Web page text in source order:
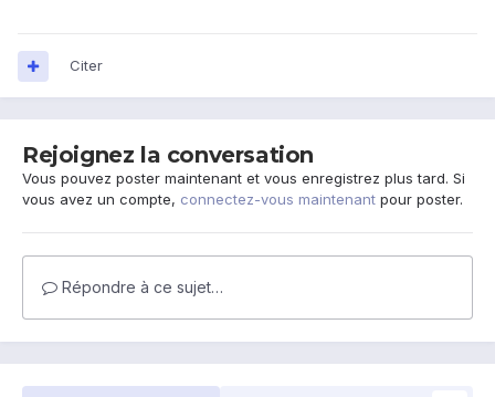
Citer
Rejoignez la conversation
Vous pouvez poster maintenant et vous enregistrez plus tard. Si
vous avez un compte, connectez-vous maintenant pour poster.
Répondre à ce sujet…